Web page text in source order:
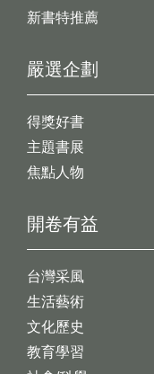
新書特推薦
開卷有益
台灣采風
生活藝術
文化歷史
教育學習
嚴選企劃
得獎好書
主題書展
焦點人物